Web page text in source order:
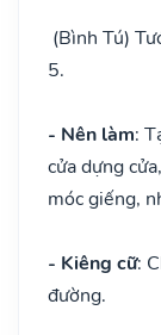
(Bình Tú)
5.
- Nên làm:
cửa dựng
móc giếng,
- Kiêng cữ:
đường.